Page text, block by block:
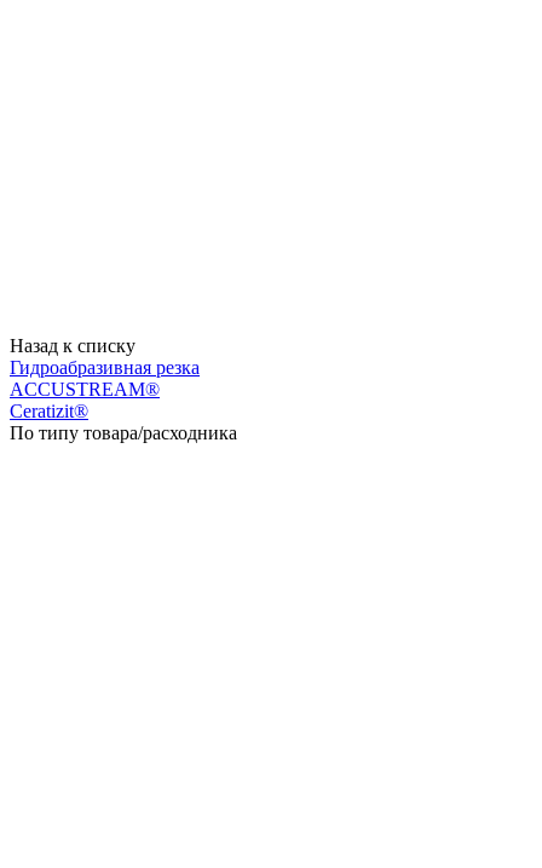
Назад к списку
Гидроабразивная резка
ACCUSTREAM®
Ceratizit®
По типу товара/расходника